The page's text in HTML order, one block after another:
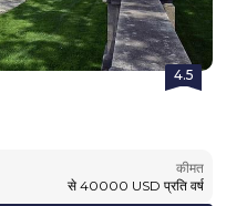
4.5
कीमत
से 40000 USD प्रति वर्ष